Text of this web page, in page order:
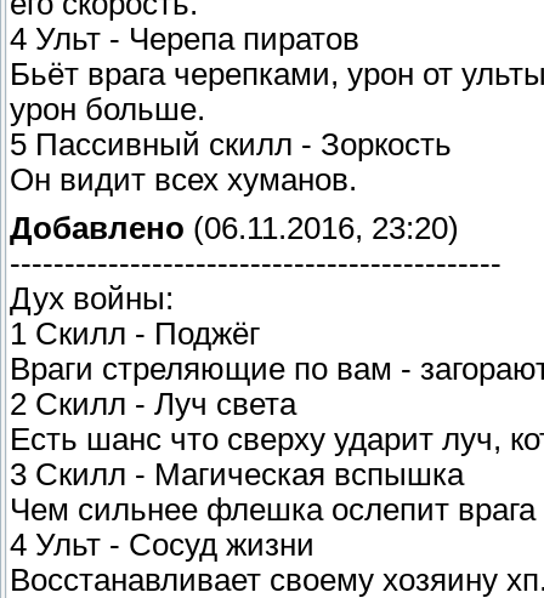
4 Ульт - Черепа пиратов
Бьёт врага черепками, урон от
урон больше.
5 Пассивный скилл - Зоркость
Он видит всех хуманов.
Добавлено (06.11.2016, 23:20)
---------------------------------------------
Дух войны:
1 Скилл - Поджёг
Враги стреляющие по вам -
2 Скилл - Луч света
Есть шанс что сверху ударит луч,
3 Скилл - Магическая вспышка
Чем сильнее флешка ослепит
4 Ульт - Сосуд жизни
Восстанавливает своему хозяину